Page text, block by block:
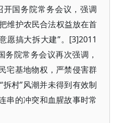
国务院常务会议，强调
维护农民合法权益放在首
愿搞大拆大建”。[3]2011
院常务会议再次强调，
宅基地物权，严禁侵害群
村”风潮并未得到有效制
串的冲突和血腥故事时常